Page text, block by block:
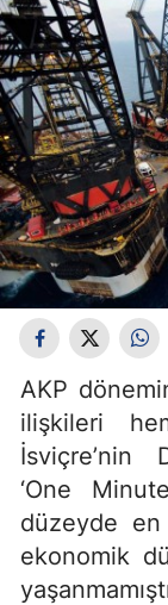
AKP
ilişkileri
İsviçre’nin
‘One
düzeyde
ekonomik